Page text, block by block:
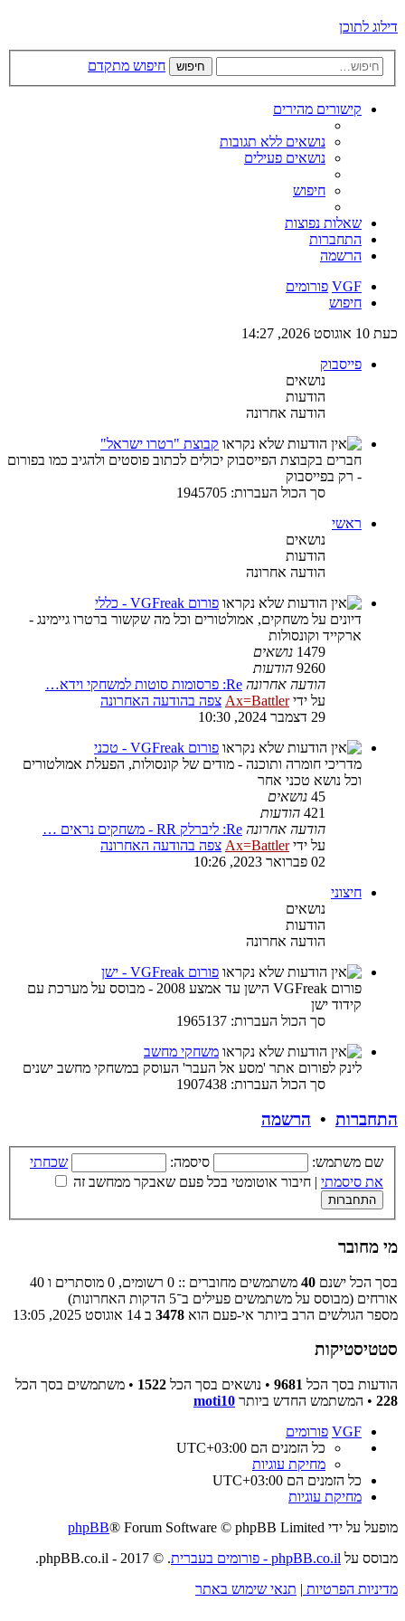
דילוג לתוכן
חיפוש חיפוש מתקדם
קישורים מהירים
נושאים ללא תגובות
נושאים פעילים
חיפוש
שאלות נפוצות
התחברות
הרשמה
VGF פורומים
חיפוש
כעת 10 אוגוסט 2026, 14:27
פייסבוק
נושאים
הודעות
הודעה אחרונה
קבוצת "רטרו ישראל"
חברים בקבוצת הפייסבוק יכולים לכתוב פוסטים ולהגיב כמו בפורום
- רק בפייסבוק
סך הכול העברות: 1945705
ראשי
נושאים
הודעות
הודעה אחרונה
פורום VGFreak - כללי
דיונים על משחקים, אמולטורים וכל מה שקשור ברטרו גיימינג -
ארקייד וקונסולות
1479 נושאים
9260 הודעות
הודעה אחרונה Re: פרסומות סוטות למשחקי וידא…
על ידיAx=Battler צפה בהודעה האחרונה
29 דצמבר 2024, 10:30
פורום VGFreak - טכני
מדריכי חומרה ותוכנה - מודים של קונסולות, הפעלת אמולטורים
וכל נושא טכני אחר
45 נושאים
421 הודעות
הודעה אחרונה Re: ליברלק RR - משחקים נראים …
על ידיAx=Battler צפה בהודעה האחרונה
02 פברואר 2023, 10:26
חיצוני
נושאים
הודעות
הודעה אחרונה
פורום VGFreak - ישן
פורום VGFreak הישן עד אמצע 2008 - מבוסס על מערכת עם
קידוד ישן
סך הכול העברות: 1965137
משחקי מחשב
לינק לפורום אתר 'מסע אל העבר' העוסק במשחקי מחשב ישנים
סך הכול העברות: 1907438
התחברות • הרשמה
שם משתמש: סיסמה:
שכחתי
את סיסמתי | חיבור אוטומטי בכל פעם שאבקר ממחשב זה
מי מחובר
בסך הכל ישנם 40
משתמשים מחוברים :: 0 רשומים, 0 מוסתרים ו 40
אורחים (מבוסס על משתמשים פעילים ב־5 הדקות האחרונות)
מספר הגולשים הרב ביותר אי-פעם הוא 3478 ב 14 אוגוסט 2025, 13:05
סטטיסטיקות
הודעות בסך הכל 9681 • נושאים בסך הכל 1522 • משתמשים בסך הכל
228 • המשתמש החדש ביותר moti10
VGF פורומים
כל הזמנים הם UTC+03:00
מחיקת עוגיות
כל הזמנים הם UTC+03:00
מחיקת עוגיות
מופעל על ידי
phpBB® Forum Software © phpBB Limited
מבוסס על phpBB.co.il - פורומים בעברית
. © 2017 - phpBB.co.il.
מדיניות הפרטיות | תנאי שימוש באתר